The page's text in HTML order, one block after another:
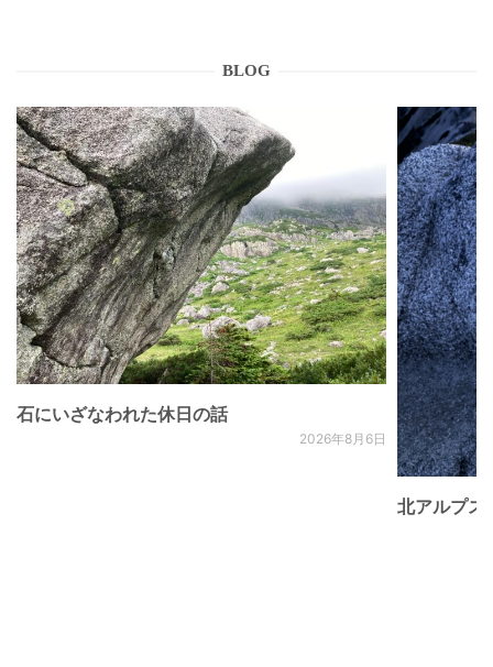
BLOG
石にいざなわれた休日の話
2026年8月6日
北アルプ